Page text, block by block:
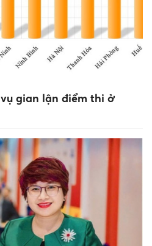
gian lận điểm thi ở